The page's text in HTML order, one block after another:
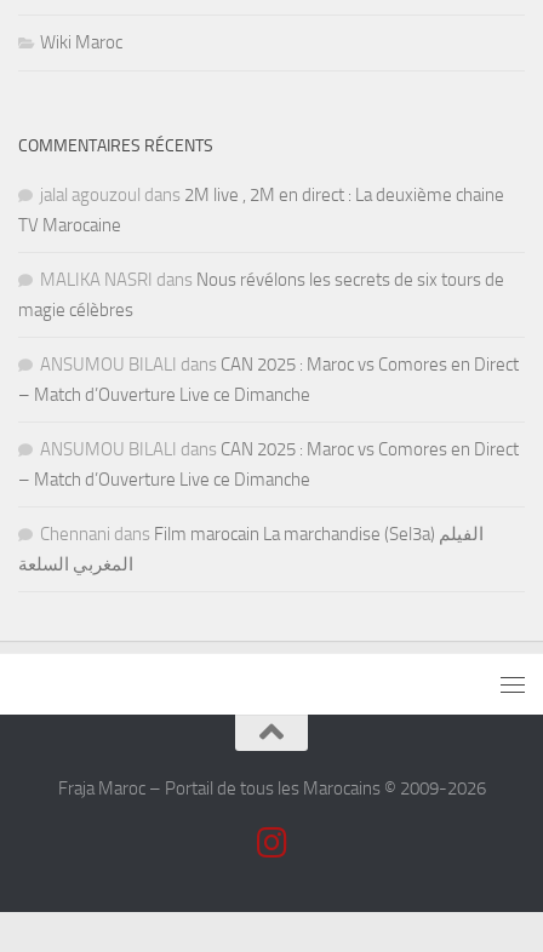
Wiki Maroc
COMMENTAIRES RÉCENTS
jalal agouzoul dans 2M live , 2M en direct : La deuxième chaine
TV Marocaine
MALIKA NASRI dans Nous révélons les secrets de six tours de
magie célèbres
ANSUMOU BILALI dans CAN 2025 : Maroc vs Comores en Direct
– Match d’Ouverture Live ce Dimanche
ANSUMOU BILALI dans CAN 2025 : Maroc vs Comores en Direct
– Match d’Ouverture Live ce Dimanche
Chennani dans Film marocain La marchandise (Sel3a) الفيلم
المغربي السلعة
Fraja Maroc – Portail de tous les Marocains © 2009-2026